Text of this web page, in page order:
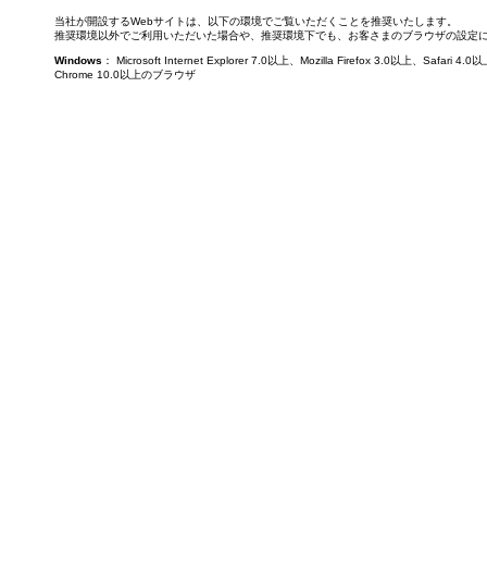
当社が開設するWebサイトは、以下の環境でご覧いただくことを推奨いたします。
推奨環境以外でご利用いただいた場合や、推奨環境下でも、お客さまのブラウザの設
Windows ： Microsoft Internet Explorer 7.0以上、Mozilla Firefox 3.0以上、Safari
Chrome 10.0以上のブラウザ